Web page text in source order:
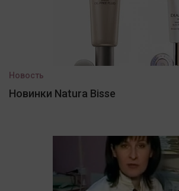
Новость
Новинки Natura Bisse